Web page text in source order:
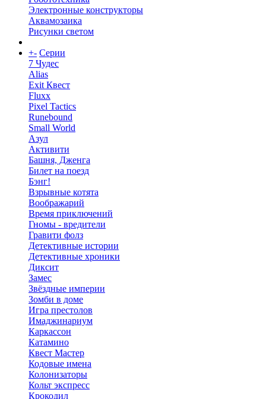
Электронные конструкторы
Аквамозаика
Рисунки светом
+- Серии
7 Чудес
Alias
Exit Квест
Fluxx
Pixel Tactics
Runebound
Small World
Азул
Активити
Башня, Дженга
Билет на поезд
Бэнг!
Взрывные котята
Воображарий
Время приключений
Гномы - вредители
Гравити фолз
Детективные истории
Детективные хроники
Диксит
Замес
Звёздные империи
Зомби в доме
Игра престолов
Имаджинариум
Каркассон
Катамино
Квест Мастер
Кодовые имена
Колонизаторы
Кольт экспресс
Крокодил